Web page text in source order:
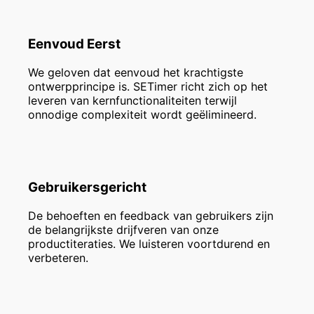
Eenvoud Eerst
We geloven dat eenvoud het krachtigste
ontwerpprincipe is. SETimer richt zich op het
leveren van kernfunctionaliteiten terwijl
onnodige complexiteit wordt geëlimineerd.
Gebruikersgericht
De behoeften en feedback van gebruikers zijn
de belangrijkste drijfveren van onze
productiteraties. We luisteren voortdurend en
verbeteren.